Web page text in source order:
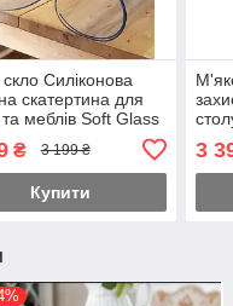
Силіконова
скатертина для
меблів Soft Glass
товщина 1,5мм
₴ 3 199 ₴
Купити
3